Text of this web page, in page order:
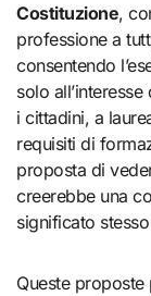
Costituzione,
professione a
consentendo
solo all’interesse
i cittadini, a
requisiti di
proposta di
creerebbe una
significato
Queste proposte